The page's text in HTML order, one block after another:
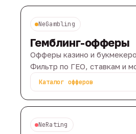
NeGambling
Гемблинг-офферы
Офферы казино и
Фильтр по ГЕО, ставкам и
Каталог офферов
NeRating